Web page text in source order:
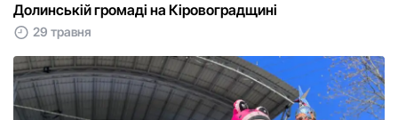
Долинській громаді на Кіровоградщині
29 травня